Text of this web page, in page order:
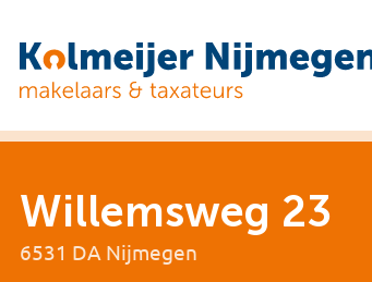
Willemsweg 23
6531 DA Nijmegen